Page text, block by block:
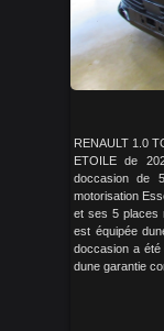
RENAULT 1.0
ETOILE de
doccasion de
motorisation
et ses 5 places
est équipée
doccasion a été
dune garantie